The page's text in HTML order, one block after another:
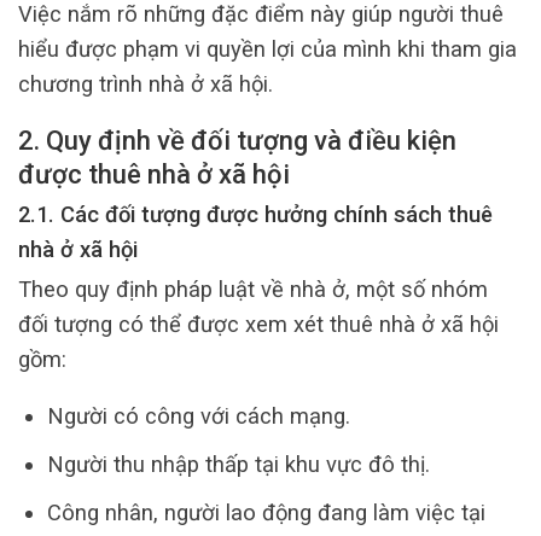
Việc nắm rõ những đặc điểm này giúp người thuê
hiểu được phạm vi quyền lợi của mình khi tham gia
chương trình nhà ở xã hội.
2. Quy định về đối tượng và điều kiện
được thuê nhà ở xã hội
2.1. Các đối tượng được hưởng chính sách thuê
nhà ở xã hội
Theo quy định pháp luật về nhà ở, một số nhóm
đối tượng có thể được xem xét thuê nhà ở xã hội
gồm:
Người có công với cách mạng.
Người thu nhập thấp tại khu vực đô thị.
Công nhân, người lao động đang làm việc tại